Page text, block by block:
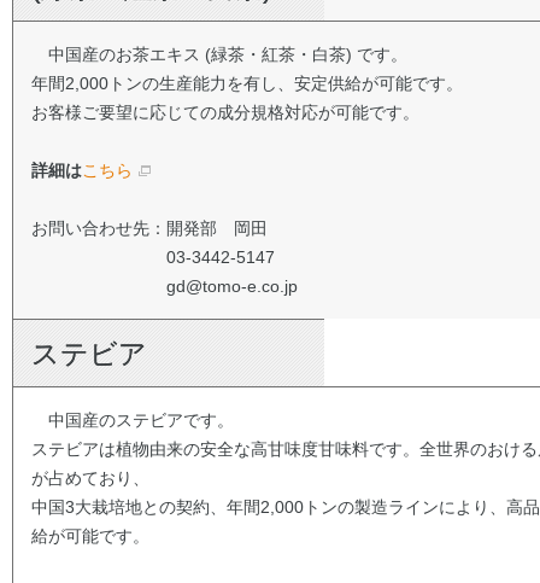
中国産のお茶エキス (緑茶・紅茶・白茶) です。
年間2,000トンの生産能力を有し、安定供給が可能です。
お客様ご要望に応じての成分規格対応が可能です。
詳細はこちら
お問い合わせ先：開発部 岡田
03-3442-5147
gd@tomo-e.co.jp
ステビア
中国産のステビアです。
ステビアは植物由来の安全な高甘味度甘味料です。全世界のおけ
が占めており、
中国3大栽培地との契約、年間2,000トンの製造ラインにより、高
給が可能です。